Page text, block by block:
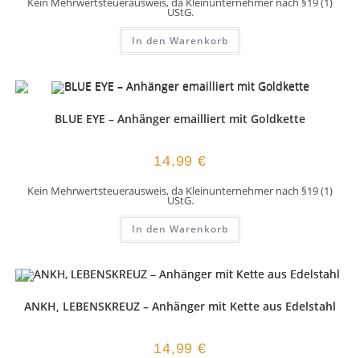
Kein Mehrwertsteuerausweis, da Kleinunternehmer nach §19 (1)
UStG.
In den Warenkorb
BLUE EYE – Anhänger emailliert mit Goldkette
14,99€
Kein Mehrwertsteuerausweis, da Kleinunternehmer nach §19 (1)
UStG.
In den Warenkorb
ANKH, LEBENSKREUZ – Anhänger mit Kette aus Edelstahl
14,99€